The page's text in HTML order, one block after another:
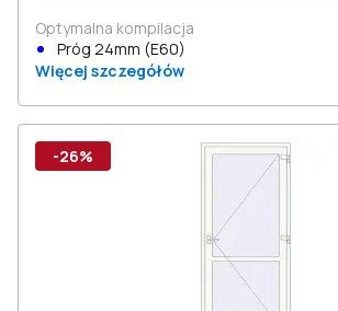
Optymalna kompilacja
Próg 24mm (E60)
Więcej szczegółów
-26%